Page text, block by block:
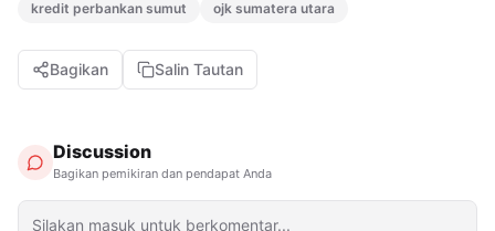
kredit perbankan sumut
ojk sumatera utara
Bagikan Salin Tautan
Discussion
Bagikan pemikiran dan pendapat Anda